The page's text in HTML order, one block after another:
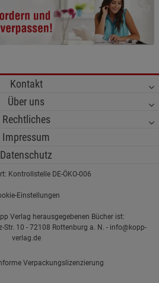
Kontakt
Über uns
Rechtliches
Impressum
Datenschutz
Kontrollstelle DE-ÖKO-006
Einstellungen
Verlag herausgegebenen Bücher ist:
Str. 10 - 72108 Rottenburg a. N. - info@kopp-
verlag.de
Verpackungslizenzierung
(1) Funktionale
Cookies
anzeigen
(2) Statistik Cookies
Informationen
(3)
Datenschutzerklärung Impressum